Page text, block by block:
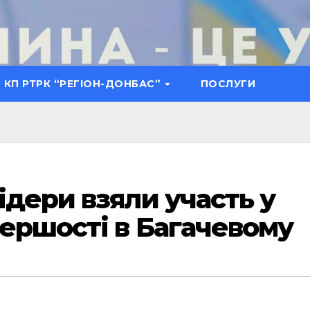
КП РТРК “РЕГІОН-ДОНБАС” ПОСЛУГИ
взяли участь у
в Багачевому